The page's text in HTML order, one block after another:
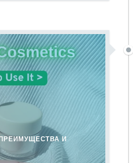
И